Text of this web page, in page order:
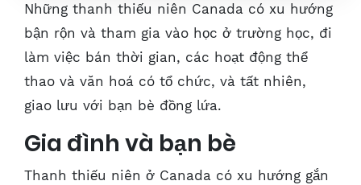
Những thanh thiếu niên Canada có xu hướng
bận rộn và tham gia vào học ở trường học, đi
làm việc bán thời gian, các hoạt động thể
thao và văn hoá có tổ chức, và tất nhiên,
giao lưu với bạn bè đồng lứa.
Gia đình và bạn bè
Thanh thiếu niên ở Canada có xu hướng gắn